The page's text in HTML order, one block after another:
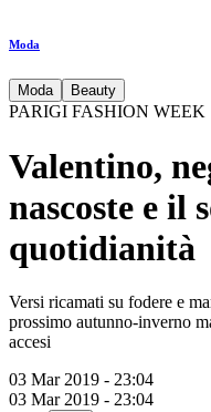
Moda
Moda Beauty
PARIGI FASHION WEEK
Valentino,
nascoste e il
quotidianità
Versi ricamati su fodere e
prossimo autunno-inverno
accesi
03 Mar 2019 - 23:04
03 Mar 2019 - 23:04